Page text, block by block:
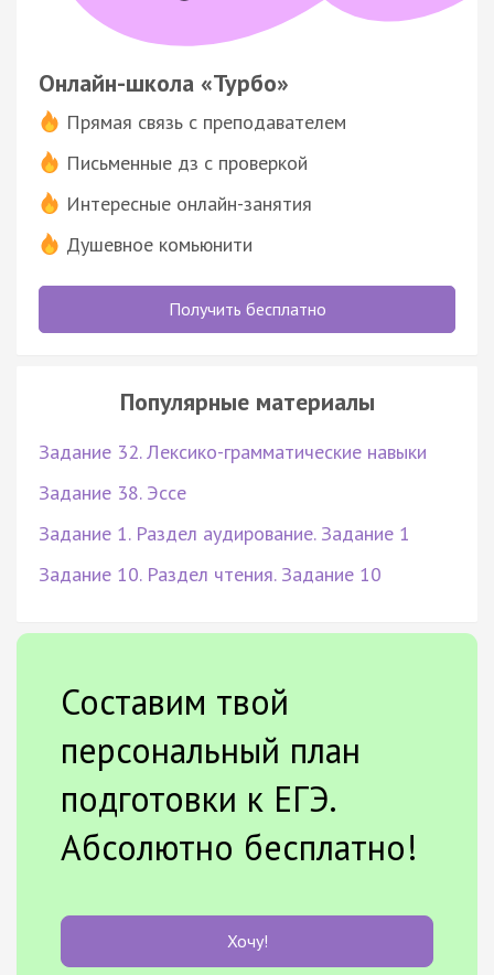
Онлайн-школа «Турбо»
Прямая связь с преподавателем
Письменные дз с проверкой
Интересные онлайн-занятия
Душевное комьюнити
Получить бесплатно
Популярные материалы
Задание 32. Лексико-грамматические навыки
Задание 38. Эссе
Задание 1. Раздел аудирование. Задание 1
Задание 10. Раздел чтения. Задание 10
Составим твой
персональный план
подготовки к ЕГЭ.
Абсолютно бесплатно!
Хочу!